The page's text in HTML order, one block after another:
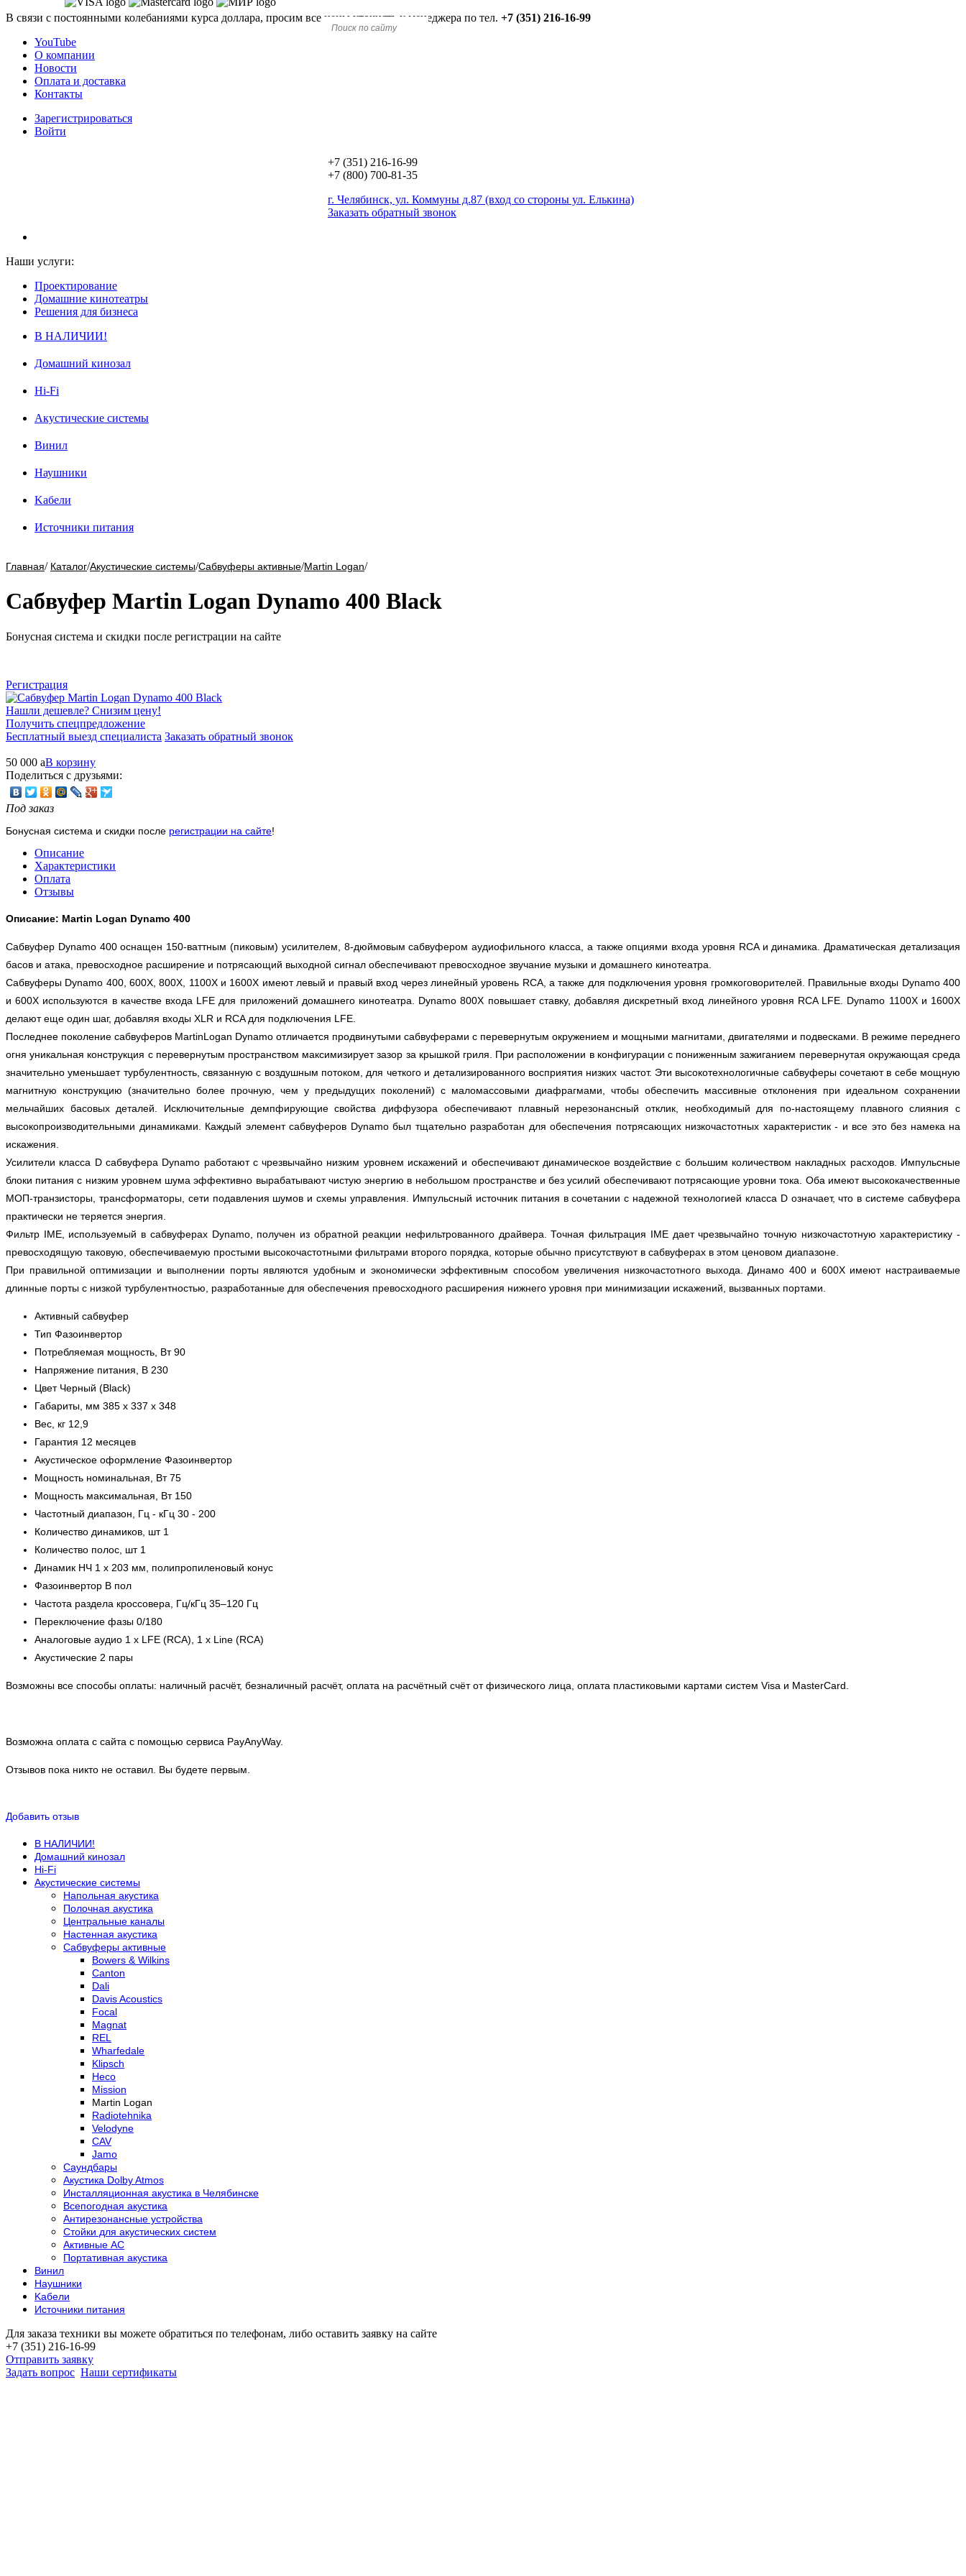
В связи с постоянными колебаниями курса доллара, просим все цены уточнять у менеджера по тел. +7 (351) 216-16-99
YouTube
О компании
Новости
Оплата и доставка
Контакты
Зарегистрироваться
Войти
+7 (351) 216-16-99
+7 (800) 700-81-35
г. Челябинск, ул. Коммуны д.87 (вход со стороны ул. Елькина)
Заказать обратный звонок
Наши услуги:
Проектирование
Домашние кинотеатры
Решения для бизнеса
В НАЛИЧИИ!
Домашний кинозал
Hi-Fi
Акустические системы
Винил
Наушники
Kабели
Источники питания
Главная/ Каталог/Акустические системы/Сабвуферы активные/Martin Logan/
Сабвуфер Martin Logan Dynamo 400 Black
Бонусная система и скидки после регистрации на сайте
Регистрация
Нашли дешевле? Снизим цену!
Получить спецпредложение
Бесплатный выезд специалиста Заказать обратный звонок
50 000 aВ корзину
Поделиться с друзьями:
Под заказ
Бонусная система и скидки после регистрации на сайте!
Описание
Характеристики
Оплата
Отзывы
Описание: Martin Logan Dynamo 400
Сабвуфер Dynamo 400 оснащен 150-ваттным (пиковым) усилителем, 8-дюймовым сабвуфером аудиофильного класса, а также опциями входа уровня RCA и динамика. Драматическая детализация
басов и атака, превосходное расширение и потрясающий выходной сигнал обеспечивают превосходное звучание музыки и домашнего кинотеатра.
Сабвуферы Dynamo 400, 600X, 800X, 1100X и 1600X имеют левый и правый вход через линейный уровень RCA, а также для подключения уровня громкоговорителей. Правильные входы Dynamo 400
и 600X используются в качестве входа LFE для приложений домашнего кинотеатра. Dynamo 800X повышает ставку, добавляя дискретный вход линейного уровня RCA LFE. Dynamo 1100X и 1600X
делают еще один шаг, добавляя входы XLR и RCA для подключения LFE.
Последнее поколение сабвуферов MartinLogan Dynamo отличается продвинутыми сабвуферами с перевернутым окружением и мощными магнитами, двигателями и подвесками. В режиме переднего
огня уникальная конструкция с перевернутым пространством максимизирует зазор за крышкой гриля. При расположении в конфигурации с пониженным зажиганием перевернутая окружающая среда
значительно уменьшает турбулентность, связанную с воздушным потоком, для четкого и детализированного восприятия низких частот. Эти высокотехнологичные сабвуферы сочетают в себе мощную
магнитную конструкцию (значительно более прочную, чем у предыдущих поколений) с маломассовыми диафрагмами, чтобы обеспечить массивные отклонения при идеальном сохранении
мельчайших басовых деталей. Исключительные демпфирующие свойства диффузора обеспечивают плавный нерезонансный отклик, необходимый для по-настоящему плавного слияния с
высокопроизводительными динамиками. Каждый элемент сабвуферов Dynamo был тщательно разработан для обеспечения потрясающих низкочастотных характеристик - и все это без намека на
искажения.
Усилители класса D сабвуфера Dynamo работают с чрезвычайно низким уровнем искажений и обеспечивают динамическое воздействие с большим количеством накладных расходов. Импульсные
блоки питания с низким уровнем шума эффективно вырабатывают чистую энергию в небольшом пространстве и без усилий обеспечивают потрясающие уровни тока. Оба имеют высококачественные
МОП-транзисторы, трансформаторы, сети подавления шумов и схемы управления. Импульсный источник питания в сочетании с надежной технологией класса D означает, что в системе сабвуфера
практически не теряется энергия.
Фильтр IME, используемый в сабвуферах Dynamo, получен из обратной реакции нефильтрованного драйвера. Точная фильтрация IME дает чрезвычайно точную низкочастотную характеристику -
превосходящую таковую, обеспечиваемую простыми высокочастотными фильтрами второго порядка, которые обычно присутствуют в сабвуферах в этом ценовом диапазоне.
При правильной оптимизации и выполнении порты являются удобным и экономически эффективным способом увеличения низкочастотного выхода. Динамо 400 и 600X имеют настраиваемые
длинные порты с низкой турбулентностью, разработанные для обеспечения превосходного расширения нижнего уровня при минимизации искажений, вызванных портами.
Активный сабвуфер
Тип Фазоинвертор
Потребляемая мощность, Вт 90
Напряжение питания, В 230
Цвет Черный (Black)
Габариты, мм 385 х 337 х 348
Вес, кг 12,9
Гарантия 12 месяцев
Акустическое оформление Фазоинвертор
Мощность номинальная, Вт 75
Мощность максимальная, Вт 150
Частотный диапазон, Гц - кГц 30 - 200
Количество динамиков, шт 1
Количество полос, шт 1
Динамик НЧ 1 х 203 мм, полипропиленовый конус
Фазоинвертор В пол
Частота раздела кроссовера, Гц/кГц 35–120 Гц
Переключение фазы 0/180
Аналоговые аудио 1 х LFE (RCA), 1 х Line (RCA)
Акустические 2 пары
Возможны все способы оплаты: наличный расчёт, безналичный расчёт, оплата на расчётный счёт от физического лица, оплата пластиковыми картами систем Visa и MasterCard.
Возможна оплата с сайта с помощью сервиса PayAnyWay.
Отзывов пока никто не оставил. Вы будете первым.
Добавить отзыв
В НАЛИЧИИ!
Домашний кинозал
Hi-Fi
Акустические системы
Напольная акустика
Полочная акустика
Центральные каналы
Настенная акустика
Сабвуферы активные
Bowers & Wilkins
Canton
Dali
Davis Acoustics
Focal
Magnat
REL
Wharfedale
Klipsch
Heco
Mission
Martin Logan
Radiotehnika
Velodyne
CAV
Jamo
Саундбары
Акустика Dolby Atmos
Инсталляционная акустика в Челябинске
Всепогодная акустика
Антирезонансные устройства
Стойки для акустических систем
Активные АС
Портативная акустика
Винил
Наушники
Kабели
Источники питания
Для заказа техники вы можете обратиться по телефонам, либо оставить заявку на сайте
+7 (351) 216-16-99
Отправить заявку
Задать вопрос Наши сертификаты